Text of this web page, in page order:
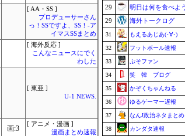
[ AA・SS ]
プロデューサーさん
っ！SSですよ、SS！-ア
イマスSSまとめ
[ 海外反応 ]
こんなニュースにでく
わした
[ 東亜 ]
U-1 NEWS.
画:3
[ アニメ・漫画 ]
漫画まとめ速報
29
明日は何を食べよ
29
海外トークログ
31 もえるあじあ(･∀･)
32 フットボール速報
33 ぷそファン
34 笑 韓 ブログ
35 かぞくちゃんねる
36 ゆるゲーマー遅報
37 なんJ政治ネタまとめ
38 カンダタ速報